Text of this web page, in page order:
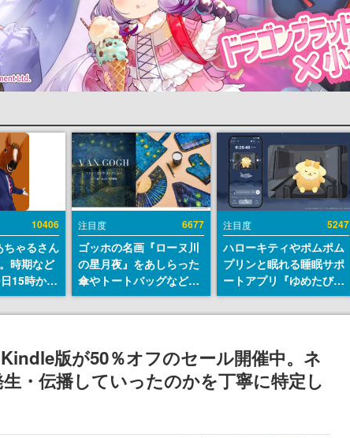
10406
ゃるさん
時期など
15時から
注目度 6677
ゴッホの名画『ローヌ川
の星月夜』をあしらった
傘やトートバッグなどが
登場。8月7日21時より2
日間限定で予約販売
注目度 5247
ハローキティやポムポム
プリンと眠れる睡眠サポ
ートアプリ『ゆめたび』
が配信中。キャラごとの
ASMRや目覚ましアラー
版が50％オフのセール開催中。ネ
・伝播していったのかを丁寧に特定し